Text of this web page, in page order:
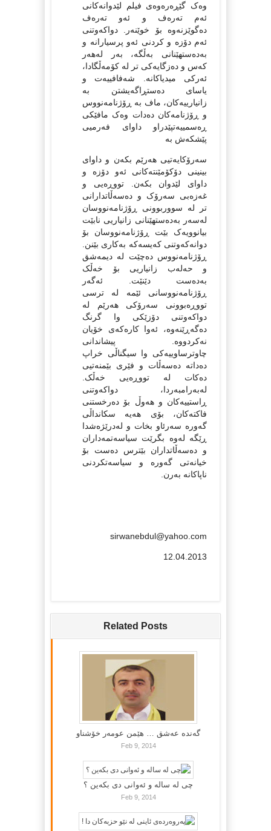
وەک گێڕەرەوەی فیلم لێدوانەکانی
ئەم تەرەف و ئەو تەرەف
دەگوێزنەوە بۆ خوێنەر. دواکەوتنی
ئەم دۆزە و کردنی ئەو پرسیارانە و
بەدەستهێنانی بەڵگە، بەر لەهەر
کەس و دەزگایەکی تر لە کۆمەڵگادا،
ئەرکی میدیاکانە. شەفافییەت و
یاسای دەستڕاگەیشتن بە
زانیارییەکان، ماف بە ڕۆژنامەنووس
و ڕۆژنامەکان دەدات وەک مافێکی
ڕەسمییەتپێدراو داوای فەرمیی
پێشکەش بە
‌سەرۆکایەتیی هەرێم بکەن و داوای
بینینی دۆکۆمێنتەکانی ئەو دۆزە و
داوای لێدوان بکەن. تووڕەیی و
غەزەبی سەرۆک و دەسەڵاتدارانی
تر لە سووربوونی ڕۆژنامەنووسان
لەسەر بەدەستهێنانی زانیاریی نابێت
بیانوویەک بێت ڕۆژنامەنووسان بۆ
دوانەکەوتنی کەیسەکە بەکاری بێنن.
ڕۆژنامەنووس دەچێت لە دیمەشق
و حەلەب زانیاریی بۆ خەڵک
بەدەست دێنێت. ئەگەر
ڕۆژنامەنووسانی ئێمە لە ترسی
تووڕەبوونی سەرۆکی هەرێم لە
دواکەوتنی دۆزێکی وا گرنگ
دەگەڕێنەوە، ئەوا کارەکەی خۆیان
نەکردووە. پیشاندانی
چاوترساوییەکی وا سیگناڵی خراپ
دەداتە دەسەڵات و فێری بێمنەتیی
دەکات لە تووڕەیی خەڵک.
لەبەرامبەردا، دواکەوتنی
ڕاستییەکان و هەوڵ بۆ دەرخستنی
فاکتەکان، بۆی هەیە سکانداڵی
گەورە سەرئاو بخات و لەدرێژەشدا
ڕێگە لەوە بگرێت سیاسەتمەداران
و دەسەڵاتداران بێترس دەست بۆ
خیانەتی گەورە و سیاسەتکردنی
ناپاکانە بەرن.
sirwanebdul@yahoo.com
12.04.2013
Related Posts
گه‌نده‌ عه‌شق … هێمن عومه‌ر خۆشناو
Feb 9, 2014
چی لە سالە و ئەوانی دی بكەین ؟
Feb 9, 2014